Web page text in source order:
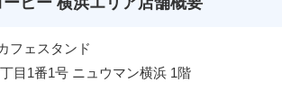
フェスタンド
目1番1号 ニュウマン横浜 1階